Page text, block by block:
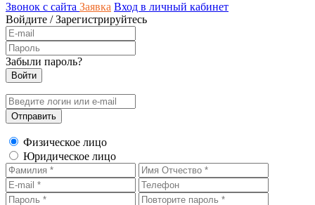
Звонок с сайта Заявка Вход в личный кабинет
Войдите /Зарегистрируйтесь
Забыли пароль?
Физическое лицо
Юридическое лицо